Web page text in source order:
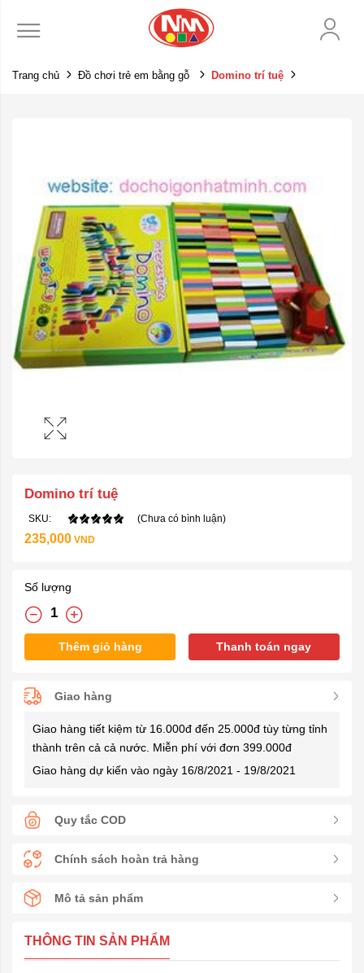
Trang chủ Đồ chơi trẻ em bằng gỗ Domino trí tuệ
Domino trí tuệ
SKU: (Chưa có bình luận)
235,000 VND
Số lượng
Thêm giỏ hàng Thanh toán ngay
Giao hàng
Giao hàng tiết kiệm từ 16.000đ đến 25.000đ tùy từng tỉnh
thành trên cả cả nước. Miễn phí với đơn 399.000đ
Giao hàng dự kiến vào ngày 16/8/2021 - 19/8/2021
Quy tắc COD
Chính sách hoàn trả hàng
Mô tả sản phẩm
THÔNG TIN SẢN PHẨM